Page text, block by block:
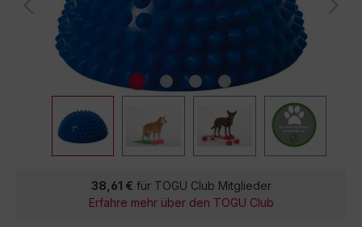
38,61 € für TOGU Club Mitglieder
Erfahre mehr über den TOGU Club